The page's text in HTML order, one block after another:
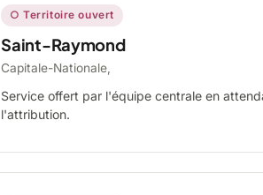
○ Territoire ouvert
Saint-Raymond
Capitale-Nationale,
Service offert par l'équipe centrale en
l'attribution.